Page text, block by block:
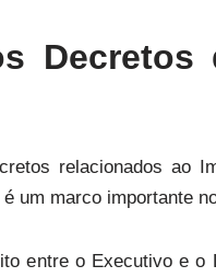
relacionados ao
um marco importante
entre o Executivo e